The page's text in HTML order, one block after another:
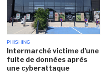
PHISHING
Intermarché victime d'une
fuite de données après
une cyberattaque